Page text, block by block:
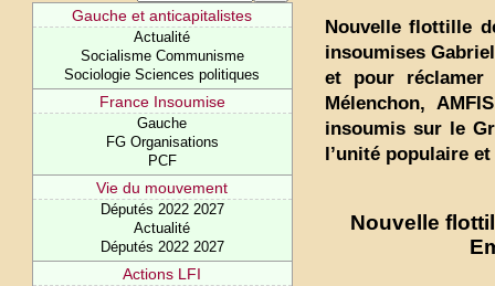
Gauche et anticapitalistes
Actualité
Socialisme Communisme
Sociologie Sciences politiques
France Insoumise
Gauche
FG Organisations
PCF
Vie du mouvement
Députés 2022 2027
Actualité
Députés 2022 2027
Actions LFI
Nouvelle flottille
insoumises
et pour réclamer
Mélenchon,
insoumis sur le
l’unité populaire
Nouvelle